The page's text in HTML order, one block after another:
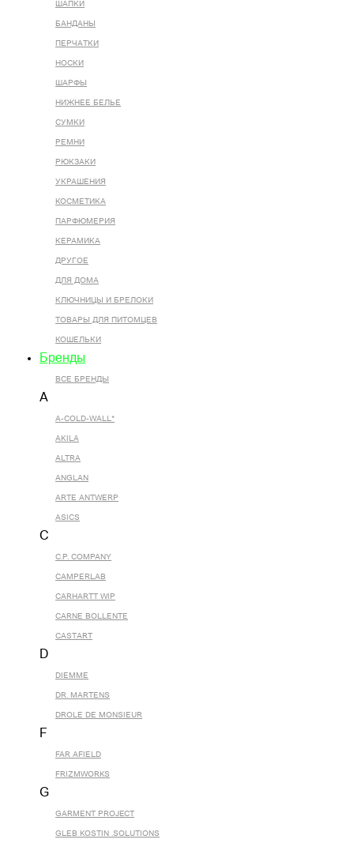
ШАПКИ
БАНДАНЫ
ПЕРЧАТКИ
НОСКИ
ШАРФЫ
НИЖНЕЕ БЕЛЬЕ
СУМКИ
РЕМНИ
РЮКЗАКИ
УКРАШЕНИЯ
КОСМЕТИКА
ПАРФЮМЕРИЯ
КЕРАМИКА
ДРУГОЕ
ДЛЯ ДОМА
КЛЮЧНИЦЫ И БРЕЛОКИ
ТОВАРЫ ДЛЯ ПИТОМЦЕВ
КОШЕЛЬКИ
Бренды
ВСЕ БРЕНДЫ
A
A-COLD-WALL*
AKILA
ALTRA
ANGLAN
ARTE ANTWERP
ASICS
C
C.P. COMPANY
CAMPERLAB
CARHARTT WIP
CARNE BOLLENTE
CASTART
D
DIEMME
DR. MARTENS
DROLE DE MONSIEUR
F
FAR AFIELD
FRIZMWORKS
G
GARMENT PROJECT
GLEB KOSTIN .SOLUTIONS